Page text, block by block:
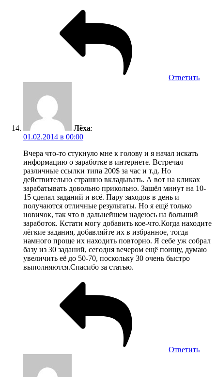
Ответить
Лёха:
01.02.2014 в 00:00
Вчера что-то стукнуло мне к голову и я начал искать
информацию о заработке в интернете. Встречал
различные ссылки типа 200$ за час и т.д. Но
действительно страшно вкладывать. А вот на кликах
зарабатывать довольно прикольно. Зашёл минут на 10-
15 сделал заданий и всё. Пару заходов в день и
получаются отличные результаты. Но я ещё только
новичок, так что в дальнейшем надеюсь на больший
заработок. Кстати могу добавить кое-что.Когда находите
лёгкие задания, добавляйте их в избранное, тогда
намного проще их находить повторно. Я себе уж собрал
базу из 30 заданий, сегодня вечером ещё поищу, думаю
увеличить её до 50-70, поскольку 30 очень быстро
выполняются.Спасибо за статью.
Ответить